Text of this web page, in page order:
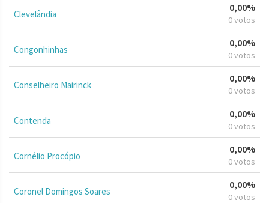
Clevelândia
0,00%
0 votos
Congonhinhas
0,00%
0 votos
Conselheiro Mairinck
0,00%
0 votos
Contenda
0,00%
0 votos
Cornélio Procópio
0,00%
0 votos
Coronel Domingos Soares
0,00%
0 votos